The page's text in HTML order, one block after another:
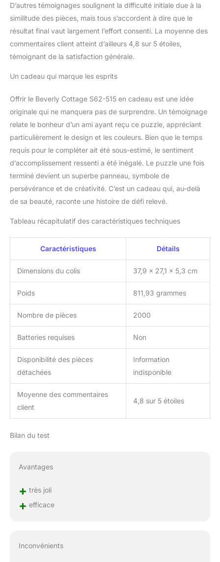
D’autres témoignages soulignent la difficulté initiale due à la
similitude des pièces, mais tous s’accordent à dire que le
résultat final vaut largement l’effort consenti. La moyenne des
commentaires client atteint d’ailleurs 4,8 sur 5 étoiles,
témoignant de la satisfaction générale.
Un cadeau qui marque les esprits
Offrir le Beverly Cottage S62-515 en cadeau est une idée
originale qui ne manquera pas de surprendre. Un témoignage
relate le bonheur d’un ami ayant reçu ce puzzle, appréciant
particulièrement le design et les couleurs. Bien que le temps
requis pour le compléter ait été sous-estimé, le sentiment
d’accomplissement ressenti a été inégalé. Le puzzle une fois
terminé devient un superbe panneau, symbole de
persévérance et de créativité. C’est un cadeau qui, au-delà
de sa beauté, raconte une histoire de défi relevé.
Tableau récapitulatif des caractéristiques techniques
Caractéristiques Détails
Dimensions du colis 37,9 x 27,1 x 5,3 cm
Poids 811,93 grammes
Nombre de pièces 2000
Batteries requises Non
Disponibilité des pièces
détachées
Information
indisponible
Moyenne des commentaires
client
4,8 sur 5 étoiles
Bilan du test
Avantages
+ très joli
+ efficace
Inconvénients